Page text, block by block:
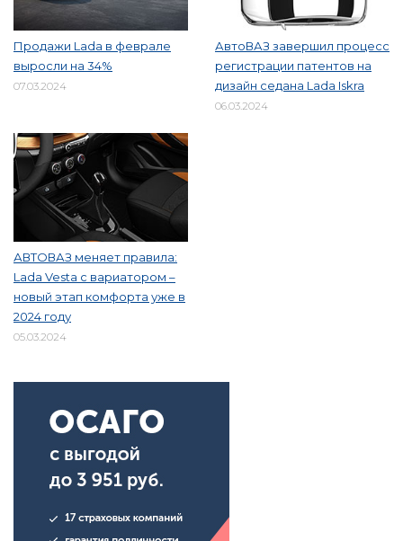
Продажи Lada в феврале
выросли на 34%
07.03.2024
АвтоВАЗ завершил процесс
регистрации патентов на
дизайн седана Lada Iskra
06.03.2024
АВТОВАЗ меняет правила:
Lada Vesta с вариатором –
новый этап комфорта уже в
2024 году
05.03.2024